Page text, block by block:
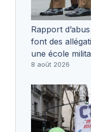
Rapport
font des
une école
8 août 2026